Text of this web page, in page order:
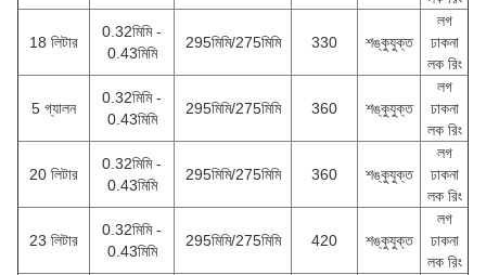
18 লিটার
0.32মিমি -
0.43মিমি
295মিমি/275মিমি 330 শঙ্কুযুক্ত
লগ
ঢাকনা
লক রিং
5 গ্যালন
0.32মিমি -
0.43মিমি
295মিমি/275মিমি 360 শঙ্কুযুক্ত
লগ
ঢাকনা
লক রিং
20 লিটার
0.32মিমি -
0.43মিমি
295মিমি/275মিমি 360 শঙ্কুযুক্ত
লগ
ঢাকনা
লক রিং
23 লিটার
0.32মিমি -
0.43মিমি
295মিমি/275মিমি 420 শঙ্কুযুক্ত
লগ
ঢাকনা
লক রিং